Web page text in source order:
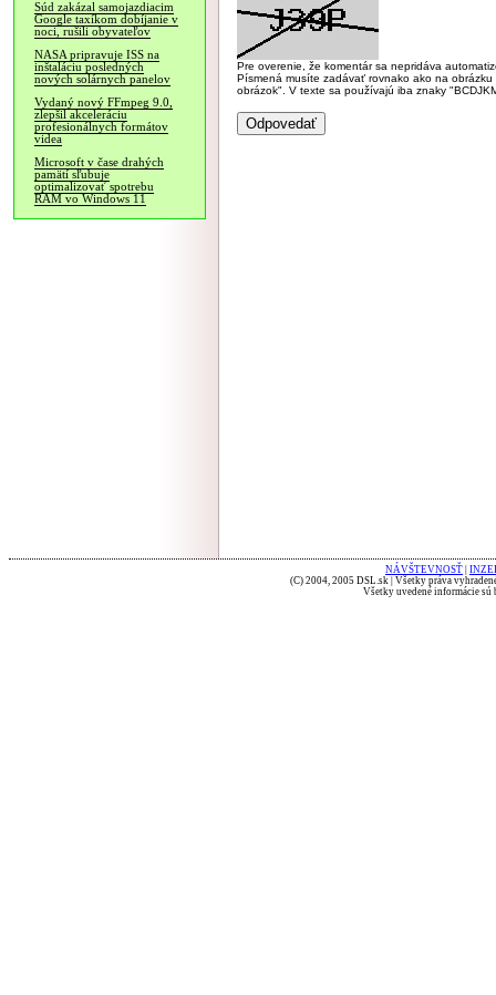
Súd zakázal samojazdiacim
Google taxíkom dobíjanie v
noci, rušili obyvateľov
NASA pripravuje ISS na
inštaláciu posledných
nových solárnych panelov
Vydaný nový FFmpeg 9.0,
zlepšil akceleráciu
profesionálnych formátov
videa
Microsoft v čase drahých
pamätí sľubuje
optimalizovať spotrebu
RAM vo Windows 11
Pre overenie, že komentár sa nepridáva
Písmená musíte zadávať rovnako ako na
obrázok". V texte sa používajú iba znaky
NÁVŠTEVNOSŤ
(C) 2004, 2005 DSL.sk | Všetky práva
Všetky uvedené informácie sú